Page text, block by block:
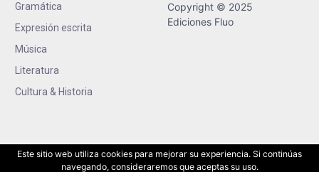
Gramática
Expresión escrita
Música
Literatura
Cultura & Historia
Copyright © 2025
Ediciones Fluo
Este sitio web utiliza cookies para mejorar su experiencia. Si continúas
navegando, consideraremos que aceptas su uso.